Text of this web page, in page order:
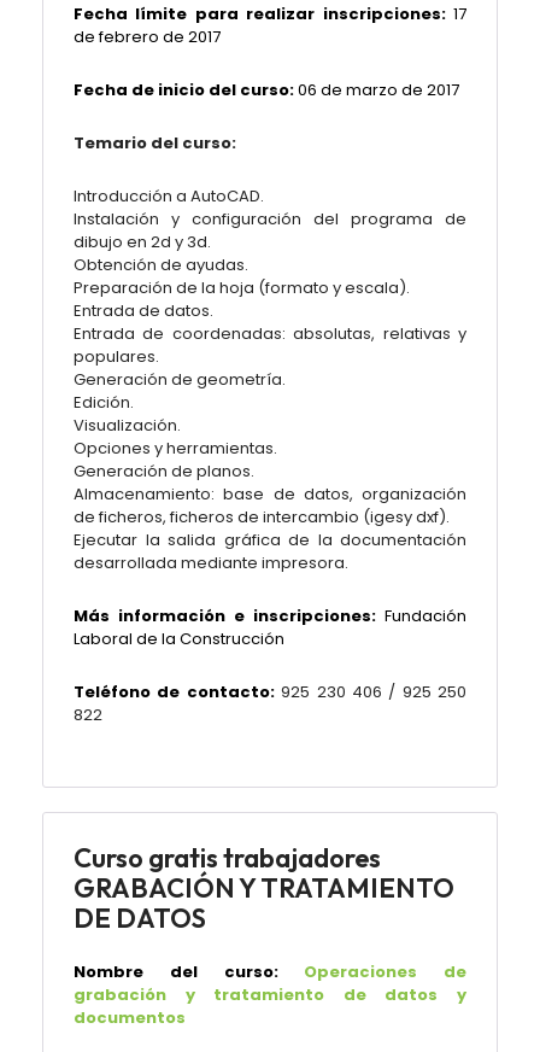
Fecha límite para realizar inscripciones:17
de febrero de 2017
Fecha de inicio del curso:06 de marzo de 2017
Temario del curso:
Introducción a AutoCAD.
Instalación y configuración del programa de
dibujo en 2d y 3d.
Obtención de ayudas.
Preparación de la hoja (formato y escala).
Entrada de datos.
Entrada de coordenadas: absolutas, relativas y
populares.
Generación de geometría.
Edición.
Visualización.
Opciones y herramientas.
Generación de planos.
Almacenamiento: base de datos, organización
de ficheros, ficheros de intercambio (igesy dxf).
Ejecutar la salida gráfica de la documentación
desarrollada mediante impresora.
Más información e inscripciones: Fundación
Laboral de la Construcción
Teléfono de contacto:925 230 406 / 925 250
822
Curso gratis trabajadores
GRABACIÓN Y TRATAMIENTO
DE DATOS
Nombre del curso:
Operaciones de
grabación y tratamiento de datos y
documentos